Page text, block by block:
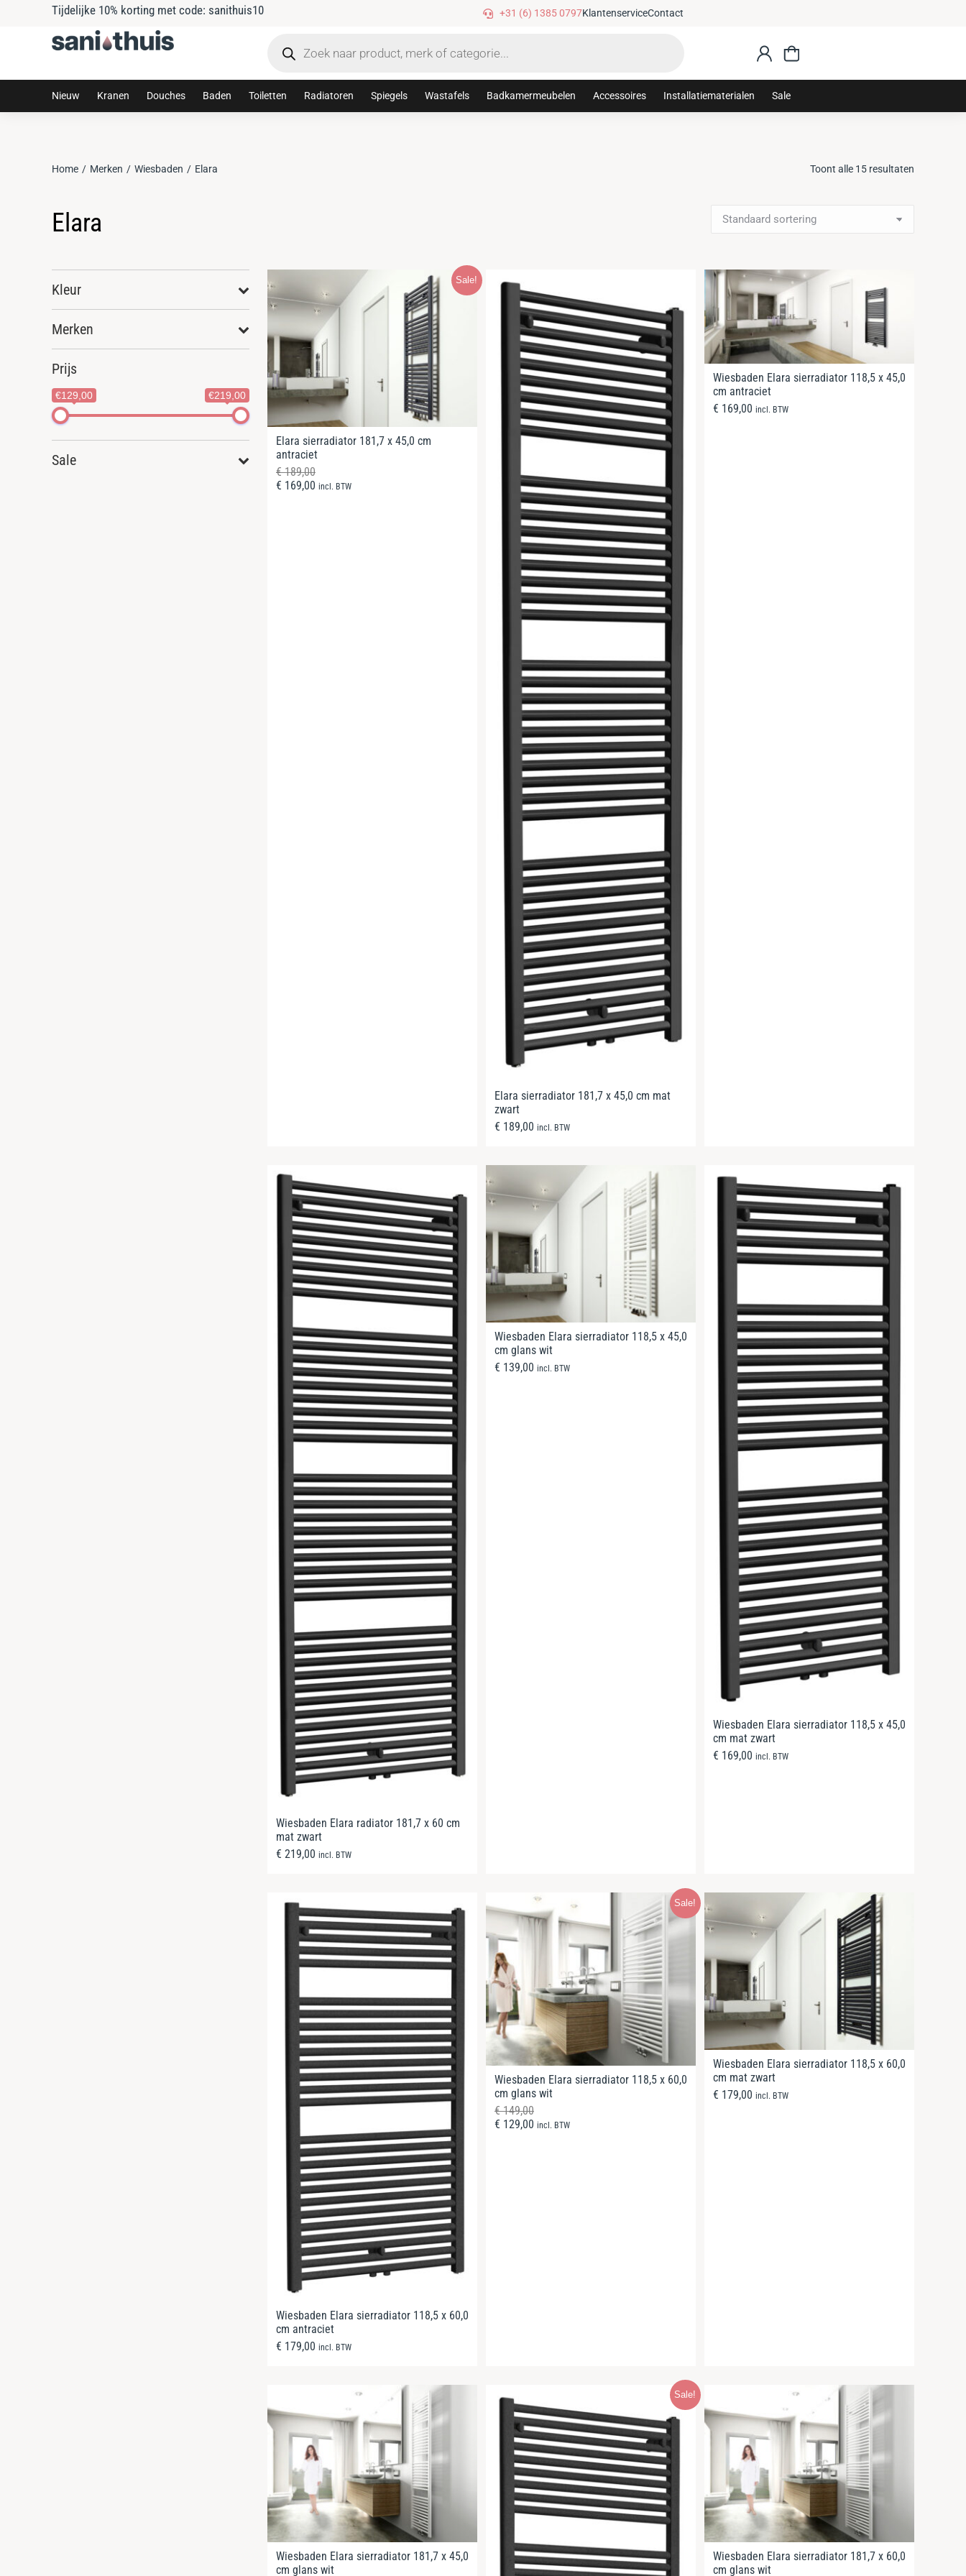
Tijdelijke 10% korting met code: sanithuis10 Gratis verzending vanaf €75,-
+31 (6) 1385 0797KlantenserviceContact
Nieuw Kranen Douches Baden Toiletten Radiatoren Spiegels Wastafels Badkamermeubelen Accessoires Installatiematerialen Sale
Je bent hier:
Home Merken Wiesbaden Elara Toont alle 15 resultaten
Elara
Kleur
Merken
Prijs
€129,00 €219,00
Sale
Sale!
Elara sierradiator 181,7 x 45,0 cm
antraciet
€189,00
€ 169,00 incl. BTW
Elara sierradiator 181,7 x 45,0 cm mat
zwart
€ 189,00 incl. BTW
Wiesbaden Elara sierradiator 118,5 x 45,0
cm antraciet
€ 169,00 incl. BTW
Wiesbaden Elara radiator 181,7 x 60 cm
mat zwart
€ 219,00 incl. BTW
Wiesbaden Elara sierradiator 118,5 x 45,0
cm glans wit
€ 139,00 incl. BTW
Wiesbaden Elara sierradiator 118,5 x 45,0
cm mat zwart
€ 169,00 incl. BTW
Wiesbaden Elara sierradiator 118,5 x 60,0
cm antraciet
€ 179,00 incl. BTW
Sale!
Wiesbaden Elara sierradiator 118,5 x 60,0
cm glans wit
€149,00
€ 129,00 incl. BTW
Wiesbaden Elara sierradiator 118,5 x 60,0
cm mat zwart
€ 179,00 incl. BTW
Wiesbaden Elara sierradiator 181,7 x 45,0
cm glans wit
Sale!
Wiesbaden Elara sierradiator 181,7 x 60,0
cm glans wit